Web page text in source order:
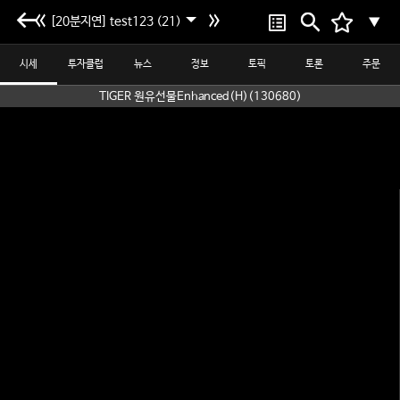
[20분지연] test123 (21) ▼
시세 투자클럽 뉴스 정보 토픽 토론 주문
TIGER 원유선물Enhanced(H)(130680)